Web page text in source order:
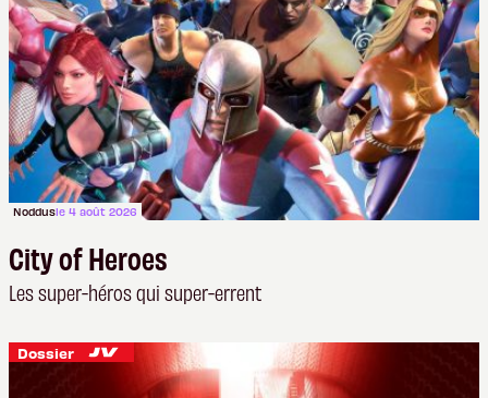
Noddusle 4 août 2026
City of Heroes
Les super-héros qui super-errent
Dossier